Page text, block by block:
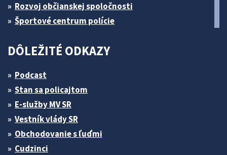
Rozvoj občianskej spoločnosti
Športové centrum polície
DÔLEŽITÉ ODKAZY
Podcast
Stan sa policajtom
E-služby MV SR
Vestník vlády SR
Obchodovanie s ľuďmi
Cudzinci